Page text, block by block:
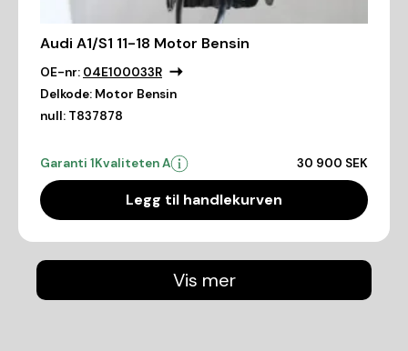
Audi A1/S1 11-18 Motor Bensin
OE-nr: 04E100033R
Delkode: Motor Bensin
null: T837878
Garanti 1Kvaliteten A 30 900 SEK
Legg til handlekurven
Vis mer